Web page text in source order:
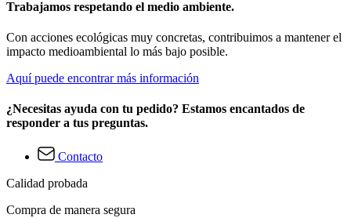
Trabajamos respetando el medio ambiente.
Con acciones ecológicas muy concretas, contribuimos a mantener el
impacto medioambiental lo más bajo posible.
Aquí puede encontrar más información
¿Necesitas ayuda con tu pedido? Estamos encantados de
responder a tus preguntas.
Contacto
Calidad probada
Compra de manera segura